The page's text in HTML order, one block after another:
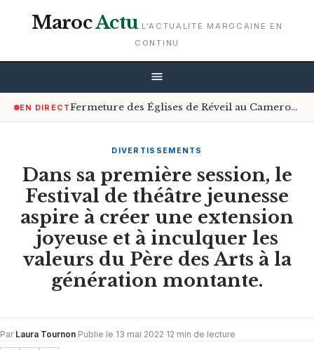
MarocActu L'ACTUALITE MAROCAINE EN
CONTINU
EN DIRECT Fermeture des Églises de Réveil au Cameroun : Le Gouvernement Encourage le Respect de la Loi
DIVERTISSEMENTS
Dans sa première session, le
Festival de théâtre jeunesse
aspire à créer une extension
joyeuse et à inculquer les
valeurs du Père des Arts à la
génération montante.
Par Laura Tournon·Publie le 13 mai 2022·12 min de lecture